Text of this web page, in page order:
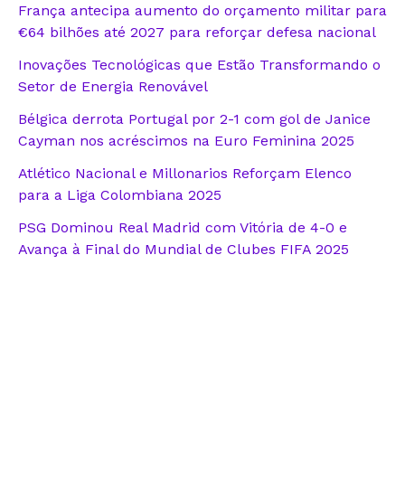
França antecipa aumento do orçamento militar para
€64 bilhões até 2027 para reforçar defesa nacional
Inovações Tecnológicas que Estão Transformando o
Setor de Energia Renovável
Bélgica derrota Portugal por 2-1 com gol de Janice
Cayman nos acréscimos na Euro Feminina 2025
Atlético Nacional e Millonarios Reforçam Elenco
para a Liga Colombiana 2025
PSG Dominou Real Madrid com Vitória de 4-0 e
Avança à Final do Mundial de Clubes FIFA 2025